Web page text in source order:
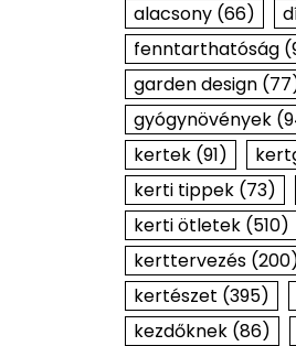
alacsony(66)
fenntarthatóság
garden design
gyógynövények
kertek(91)
kerti tippek(73)
kerti ötletek(510)
kerttervezés
kertészet (395)
kezdőknek(86)